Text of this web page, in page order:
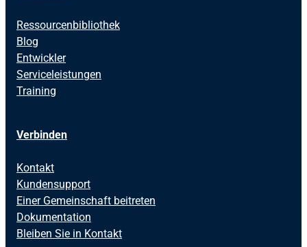
Ressourcenbibliothek
Blog
Entwickler
Serviceleistungen
Training
Verbinden
Kontakt
Kundensupport
Einer Gemeinschaft beitreten
Dokumentation
Bleiben Sie in Kontakt